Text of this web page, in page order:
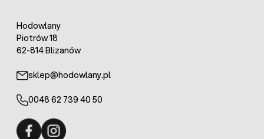
Hodowlany
Piotrów 18
62-814 Blizanów
sklep@hodowlany.pl
0048 62 739 40 50